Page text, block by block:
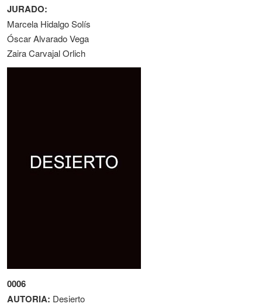
JURADO:
Marcela Hidalgo Solís
Óscar Alvarado Vega
Zaira Carvajal Orlich
0006
AUTORIA: Desierto